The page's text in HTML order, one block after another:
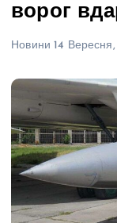
ворог
Новини 14